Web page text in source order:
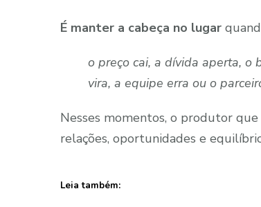
É manter a cabeça no lugar
o preço cai, a dívida aperta, o
vira, a equipe erra ou o
Nesses momentos, o produtor que
relações, oportunidades e
Leia também: